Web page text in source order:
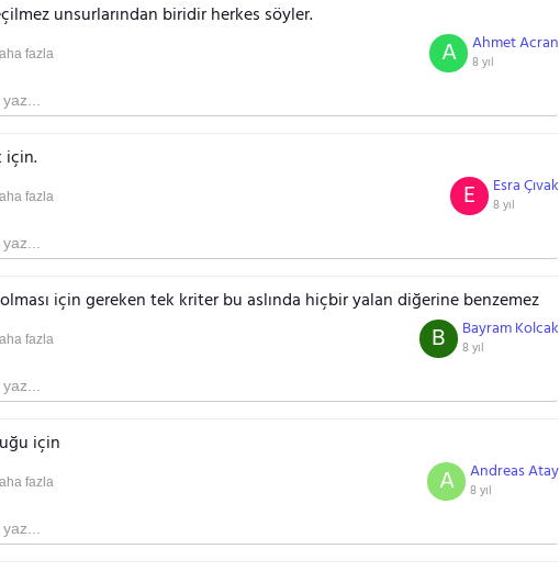
unsurlarından biridir herkes söyler.
fazla Ahmet Acran
8 yıl
A
için.
fazla Esra Çıvak
8 yıl
E
için gereken tek kriter bu aslında hiçbir yalan diğerine benzemez
fazla Bayram Kolcak
8 yıl
B
için
fazla Andreas Atay
8 yıl
A